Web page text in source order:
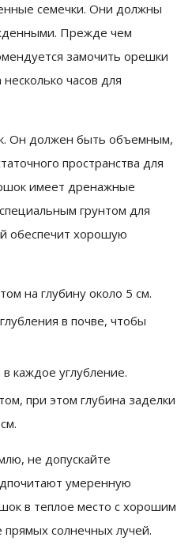
семечки. Они должны
Прежде чем
замочить орешки
часов для
Он должен быть объемным,
пространства для
имеет дренажные
грунтом для
обеспечит хорошую
на глубину около 5 см.
в почве, чтобы
каждое углубление.
при этом глубина заделки
не допускайте
умеренную
в теплое место с хорошим
солнечных лучей.